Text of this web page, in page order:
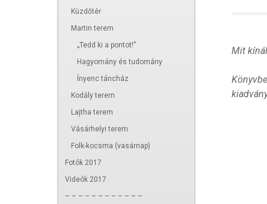
Küzdőtér
Martin terem
„Tedd ki a pontot!”
Hagyomány és tudomány
Ínyenc táncház
Kodály terem
Lajtha terem
Vásárhelyi terem
Folk-kocsma (vasárnap)
Fotók 2017
Videók 2017
– – – – – – – – – – – –
Mit